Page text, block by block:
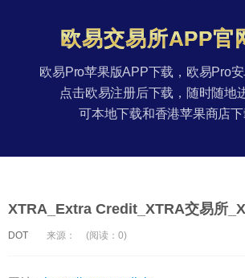
欧易交易所APP官
欧易Pro苹果版APP下载，欧易Pro
点击欧易注册后下载，随时随地
可本地下载和香港苹果商店
XTRA_Extra Credit_XTRA交易所
DOT 来源： (阅读：0)